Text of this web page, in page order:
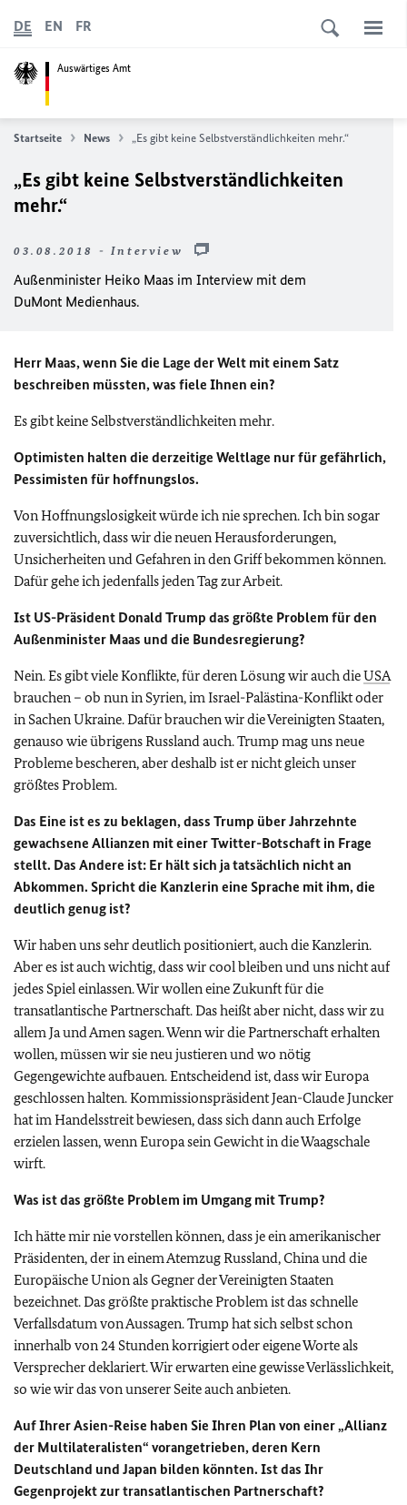
Auswärtiges Amt
DE EN FR
Startseite News „Es gibt keine Selbstverständlichkeiten mehr.“
„Es gibt keine Selbstverständlichkeiten
mehr.“
03.08.2018 - Interview
Außenminister Heiko Maas im Interview mit dem
DuMont Medienhaus.
Herr Maas, wenn Sie die Lage der Welt mit einem Satz
beschreiben müssten, was fiele Ihnen ein?
Es gibt keine Selbstverständlichkeiten mehr.
Optimisten halten die derzeitige Weltlage nur für gefährlich,
Pessimisten für hoffnungslos.
Von Hoffnungslosigkeit würde ich nie sprechen. Ich bin sogar
zuversichtlich, dass wir die neuen Herausforderungen,
Unsicherheiten und Gefahren in den Griff bekommen können.
Dafür gehe ich jedenfalls jeden Tag zur Arbeit.
Ist US-Präsident Donald Trump das größte Problem für den
Außenminister Maas und die Bundesregierung?
Nein. Es gibt viele Konflikte, für deren Lösung wir auch dieUSA
brauchen – ob nun in Syrien, im Israel-Palästina-Konflikt oder
in Sachen Ukraine. Dafür brauchen wir die Vereinigten Staaten,
genauso wie übrigens Russland auch. Trump mag uns neue
Probleme bescheren, aber deshalb ist er nicht gleich unser
größtes Problem.
Das Eine ist es zu beklagen, dass Trump über Jahrzehnte
gewachsene Allianzen mit einer Twitter-Botschaft in Frage
stellt. Das Andere ist: Er hält sich ja tatsächlich nicht an
Abkommen. Spricht die Kanzlerin eine Sprache mit ihm, die
deutlich genug ist?
Wir haben uns sehr deutlich positioniert, auch die Kanzlerin.
Aber es ist auch wichtig, dass wir cool bleiben und uns nicht auf
jedes Spiel einlassen. Wir wollen eine Zukunft für die
transatlantische Partnerschaft. Das heißt aber nicht, dass wir zu
allem Ja und Amen sagen. Wenn wir die Partnerschaft erhalten
wollen, müssen wir sie neu justieren und wo nötig
Gegengewichte aufbauen. Entscheidend ist, dass wir Europa
geschlossen halten. Kommissionspräsident Jean-Claude Juncker
hat im Handelsstreit bewiesen, dass sich dann auch Erfolge
erzielen lassen, wenn Europa sein Gewicht in die Waagschale
wirft.
Was ist das größte Problem im Umgang mit Trump?
Ich hätte mir nie vorstellen können, dass je ein amerikanischer
Präsidenten, der in einem Atemzug Russland, China und die
Europäische Union als Gegner der Vereinigten Staaten
bezeichnet. Das größte praktische Problem ist das schnelle
Verfallsdatum von Aussagen. Trump hat sich selbst schon
innerhalb von 24 Stunden korrigiert oder eigene Worte als
Versprecher deklariert. Wir erwarten eine gewisse Verlässlichkeit,
so wie wir das von unserer Seite auch anbieten.
Auf Ihrer Asien-Reise haben Sie Ihren Plan von einer „Allianz
der Multilateralisten“ vorangetrieben, deren Kern
Deutschland und Japan bilden könnten. Ist das Ihr
Gegenprojekt zur transatlantischen Partnerschaft?